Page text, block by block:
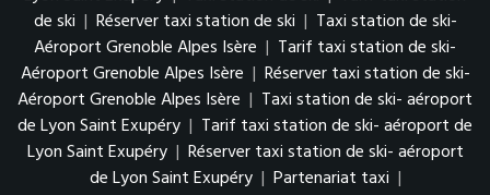
de ski | Réserver taxi station de ski | Taxi station de ski-
Aéroport Grenoble Alpes Isère | Tarif taxi station de ski-
Aéroport Grenoble Alpes Isère | Réserver taxi station de ski-
Aéroport Grenoble Alpes Isère | Taxi station de ski- aéroport
de Lyon Saint Exupéry | Tarif taxi station de ski- aéroport de
Lyon Saint Exupéry | Réserver taxi station de ski- aéroport
de Lyon Saint Exupéry | Partenariat taxi |